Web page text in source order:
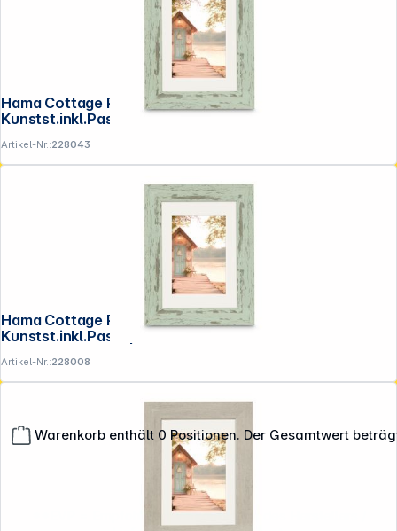
Warenkorb enthält 0 Positionen. Der Gesamtwert
Hama Cottage Pastell-Mint 20x30
Kunstst.inkl.Passepartout 193336
Artikel-Nr.:228043
Hama Cottage Pastell-Mint 15x20
Kunstst.inkl.Passepartout 193335
Artikel-Nr.:228008
**EVP = Empfohlener Verkaufspreis des Herstellers /